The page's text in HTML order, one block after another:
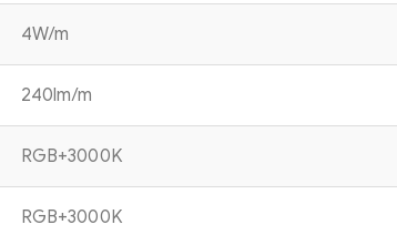
4W/m
240lm/m
RGB+3000K
RGB+3000K